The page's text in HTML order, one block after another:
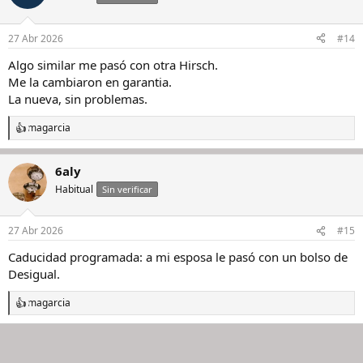
27 Abr 2026 #14
Algo similar me pasó con otra Hirsch.
Me la cambiaron en garantia.
La nueva, sin problemas.
R
e
a
c
i
e
:
magarcia
6aly
Habitual Sin verificar
27 Abr 2026 #15
Caducidad programada: a mi esposa le pasó con un bolso de
Desigual.
R
e
magarcia